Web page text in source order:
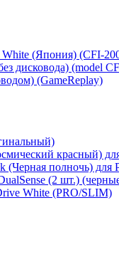
White (Япония) (CFI-
дисковода) (model
(GameReplay)
красный)
(Черная полночь) для
(2 шт.)
White (PRO/SLIM)